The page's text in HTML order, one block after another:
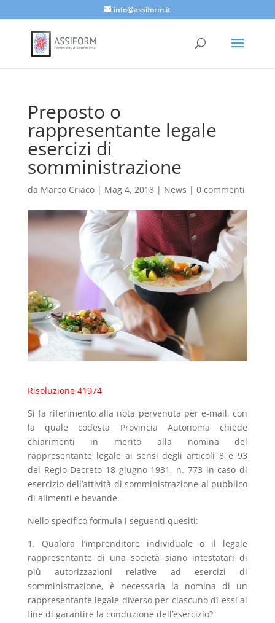
info@assiform.it
Preposto o
rappresentante legale
esercizi di
somministrazione
da Marco Criaco| Mag 4, 2018| News | 0 commenti
Risoluzione 41974
Si fa riferimento alla nota pervenuta per e-mail, con
la quale codesta Provincia Autonoma chiede
chiarimenti in merito alla nomina del
rappresentante legale ai sensi degli articoli 8 e 93
del Regio Decreto 18 giugno 1931, n. 773 in caso di
esercizio dell’attività di somministrazione al pubblico
di alimenti e bevande.
Nello specifico formula i seguenti quesiti:
1. Qualora l’imprenditore individuale o il legale
rappresentante di una società siano intestatari di
più autorizzazioni relative ad esercizi di
somministrazione, è necessaria la nomina di un
rappresentante legale diverso per ciascuno di essi al
fine di garantire la conduzione dell’esercizio?